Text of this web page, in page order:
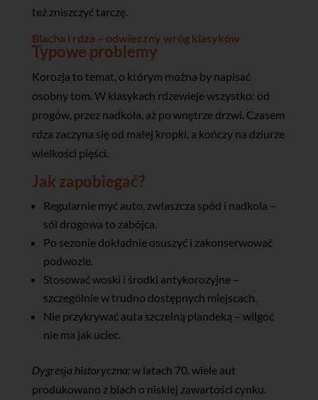
też zniszczyć tarczę.
Blacha i rdza – odwieczny wróg klasyków
Typowe problemy
Korozja to temat, o którym można by napisać
osobny tom. W klasykach rdzewieje wszystko: od
progów, przez nadkola, aż po wnętrze drzwi. Czasem
rdza zaczyna się od małej kropki, a kończy na dziurze
wielkości pięści.
Jak zapobiegać?
Regularnie myć auto, zwłaszcza spód i nadkola –
sól drogowa to zabójca.
Po sezonie dokładnie osuszyć i zakonserwować
podwozie.
Stosować woski i środki antykorozyjne –
szczególnie w trudno dostępnych miejscach.
Nie przykrywać auta szczelną plandeką – wilgoć
nie ma jak uciec.
Dygresja historyczna:w latach 70. wiele aut
produkowano z blach o niskiej zawartości cynku.